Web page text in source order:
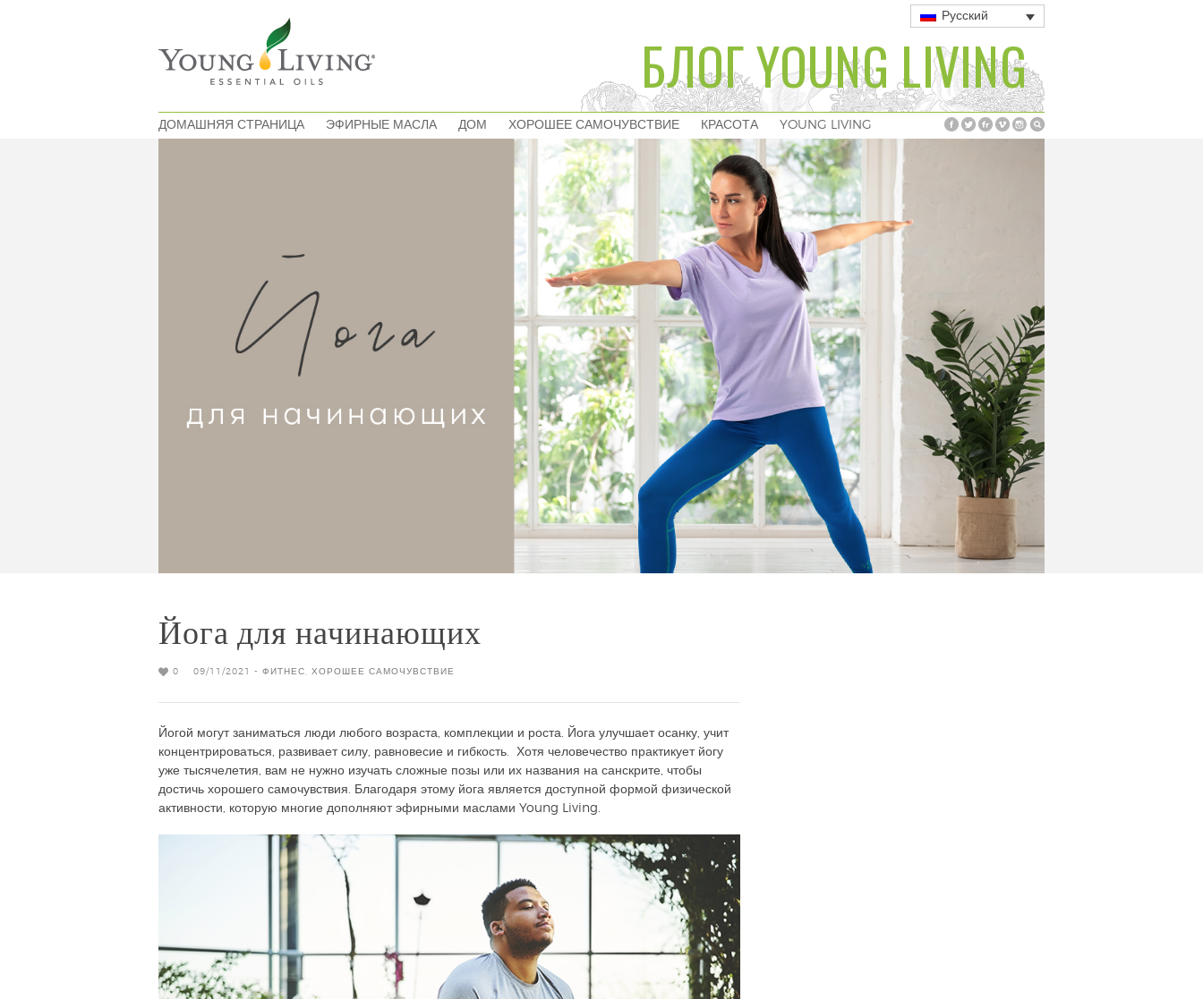
Русский
БЛОГ YOUNG LIVING
ДОМАШНЯЯ СТРАНИЦА ЭФИРНЫЕ МАСЛА ДОМ ХОРОШЕЕ САМОЧУВСТВИЕ КРАСОТА YOUNG LIVING
Йога для начинающих
0 09/11/2021 - ФИТНЕС ХОРОШЕЕ САМОЧУВСТВИЕ
Йогой могут заниматься люди любого возраста, комплекции и роста. Йога улучшает осанку, учит
концентрироваться, развивает силу, равновесие и гибкость. Хотя человечество практикует йогу
уже тысячелетия, вам не нужно изучать сложные позы или их названия на санскрите, чтобы
достичь хорошего самочувствия. Благодаря этому йога является доступной формой физической
активности, которую многие дополняют эфирными маслами Young Living.